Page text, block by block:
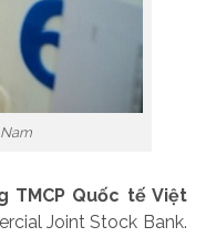
TMCP Quốc tế Việt
Joint Stock Bank.